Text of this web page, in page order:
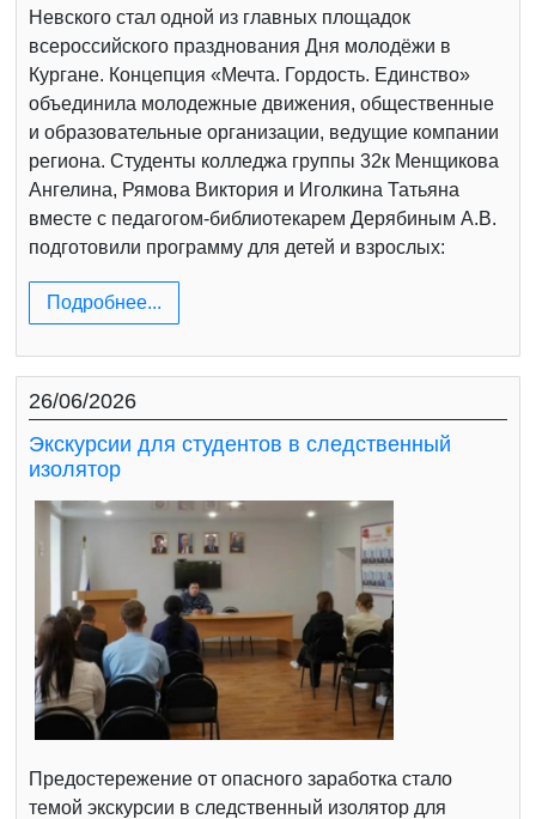
Невского стал одной из главных площадок
всероссийского празднования Дня молодёжи в
Кургане. Концепция «Мечта. Гордость. Единство»
объединила молодежные движения, общественные
и образовательные организации, ведущие компании
региона. Студенты колледжа группы 32к Менщикова
Ангелина, Рямова Виктория и Иголкина Татьяна
вместе с педагогом-библиотекарем Дерябиным А.В.
подготовили программу для детей и взрослых:
Подробнее...
26/06/2026
Экскурсии для студентов в следственный
изолятор
Предостережение от опасного заработка стало
темой экскурсии в следственный изолятор для